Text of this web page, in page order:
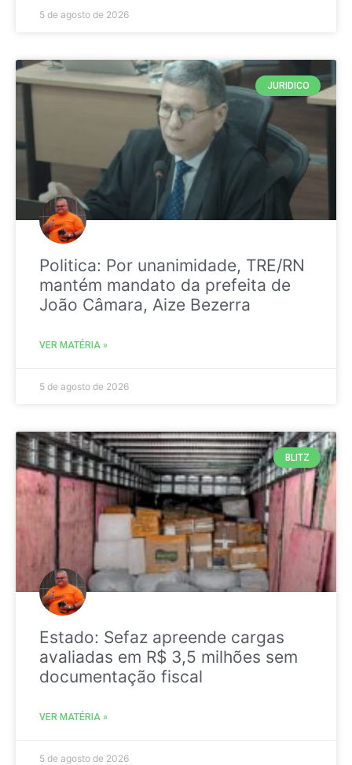
5 de agosto de 2026
JURIDICO
Politica: Por unanimidade, TRE/RN
mantém mandato da prefeita de
João Câmara, Aize Bezerra
VER MATÉRIA »
5 de agosto de 2026
BLITZ
Estado: Sefaz apreende cargas
avaliadas em R$ 3,5 milhões sem
documentação fiscal
VER MATÉRIA »
5 de agosto de 2026